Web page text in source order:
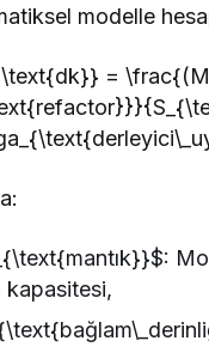
modelle
=
kapasitesi,